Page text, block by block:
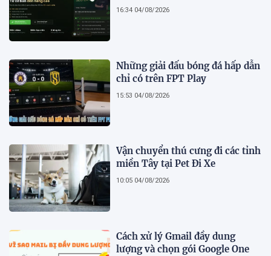
16:34 04/08/2026
Những giải đấu bóng đá hấp dẫn
chỉ có trên FPT Play
15:53 04/08/2026
Vận chuyển thú cưng đi các tỉnh
miền Tây tại Pet Đi Xe
10:05 04/08/2026
Cách xử lý Gmail đầy dung
lượng và chọn gói Google One